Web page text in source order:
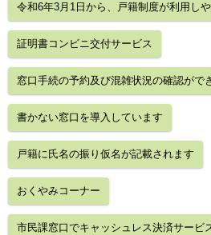
令和6年3月1日から、戸籍制度が利用し
証明書コンビニ交付サービス
窓口手続の予約及び混雑状況の確認がで
書かない窓口を導入しています
戸籍に氏名の振り仮名が記載されます
おくやみコーナー
市民課窓口でキャッシュレス決済サービ